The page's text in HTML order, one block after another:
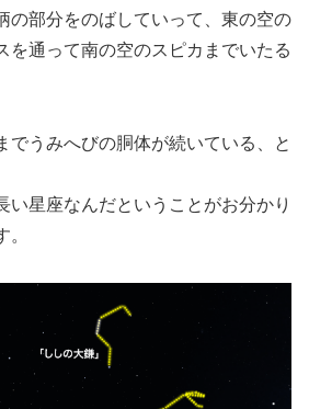
の部分をのばしていって、東の空の
を通って南の空のスピカまでいたる
でうみへびの胴体が続いている、と
い星座なんだということがお分かり